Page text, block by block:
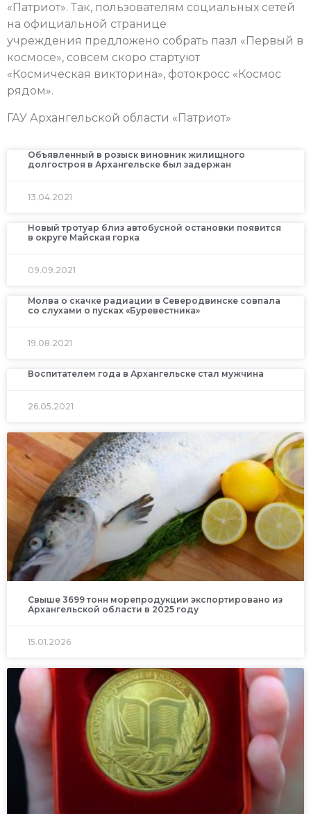
«Патриот». Так, пользователям социальных сетей
на официальной странице
учреждения предложено собрать пазл «Первый в
космосе», совсем скоро стартуют
«Космическая викторина», фотокросс «Космос
рядом».
ГАУ Архангельской области «Патриот»
Объявленный в розыск виновник жилищного
долгостроя в Архангельске был задержан
13.04.2021
Новый тротуар близ автобусной остановки появится
в округе Майская горка
09.09.2021
Молва о скачке радиации в Северодвинске совпала
со слухами о пусках «Буревестника»
19.08.2021
Воспитателем года в Архангельске стал мужчина
26.05.2021
Свыше 3699 тонн морепродукции экспортировано из
Архангельской области в 2025 году
15.01.2026